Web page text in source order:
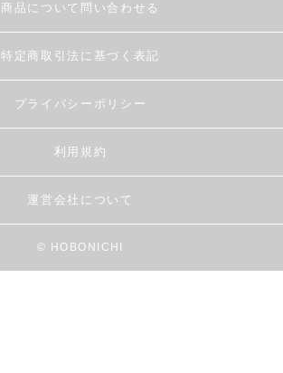
商品について問い合わせる
特定商取引法に基づく表記
プライバシーポリシー
利用規約
運営会社について
© HOBONICHI